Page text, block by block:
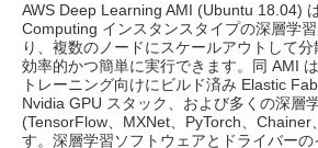
AWS Deep Learning AMI (Ubuntu 18.04)
Computing インスタンスタイプの深層学
り、複数のノードにスケールアウトして
効率的かつ簡単に実行できます。同 AMI
トレーニング向けにビルド済み Elastic
Nvidia GPU スタック、および多くの深層
(TensorFlow、MXNet、PyTorch、Chainer
す。深層学習ソフトウェアとドライバー